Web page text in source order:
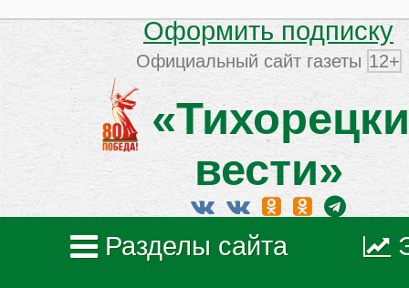
Оформить подписку
Официальный сайт газеты 12+
вести»
Разделы сайта